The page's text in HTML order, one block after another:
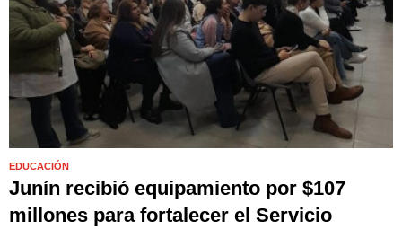
EDUCACIÓN
Junín recibió equipamiento por $107
millones para fortalecer el Servicio